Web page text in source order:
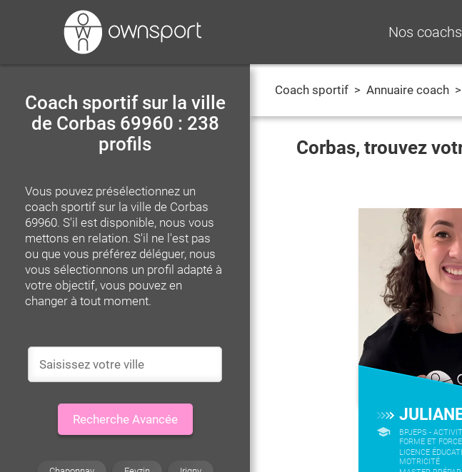
Nos coachs
Coach sportif sur la ville
de Corbas 69960 : 238
profils
Vous pouvez présélectionnez un
coach sportif sur la ville de Corbas
69960. S'il est disponible, nous vous
mettons en relation. S'il ne l'est pas
ou que vous préférez déléguer, nous
vous sélectionnons un profil adapté à
votre objectif, vous pouvez en
changer à tout moment.
Recherche Avancée
Coach sportif > Annuaire coach >
Corbas, trouvez
BPJEPS -
FORME ET FORCE
LICENCE
MOTRICITÉ